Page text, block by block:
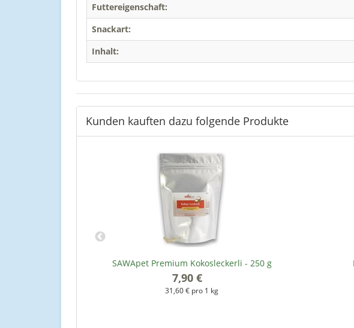
Futtereigenschaft:
Snackart:
Inhalt:
Kunden kauften dazu folgende Produkte
SAWApet Premium Kokosleckerli - 250 g
7,90 €
31,60 € pro 1 kg